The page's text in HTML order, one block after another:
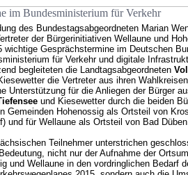
im Bundesministerium für Verkehr
des Bundestagsabgeordneten Marian
der Bürgerinitiativen Wellaune und
wichtige Gesprächstermine im Deutschen
für Verkehr und digitale
begleiteten die Landtagsabgeordneten
die Vertreter aus ihren
Unterstützung für die Anliegen der Bürger
und Kiesewetter durch die beiden
Gemeinden Hohenossig als Ortsteil von
und für Wellaune als Ortsteil von Bad
Teilnehmer unterstrichen
nicht nur der Aufnahme der
und Wellaune in den vordringlichen Bedarf